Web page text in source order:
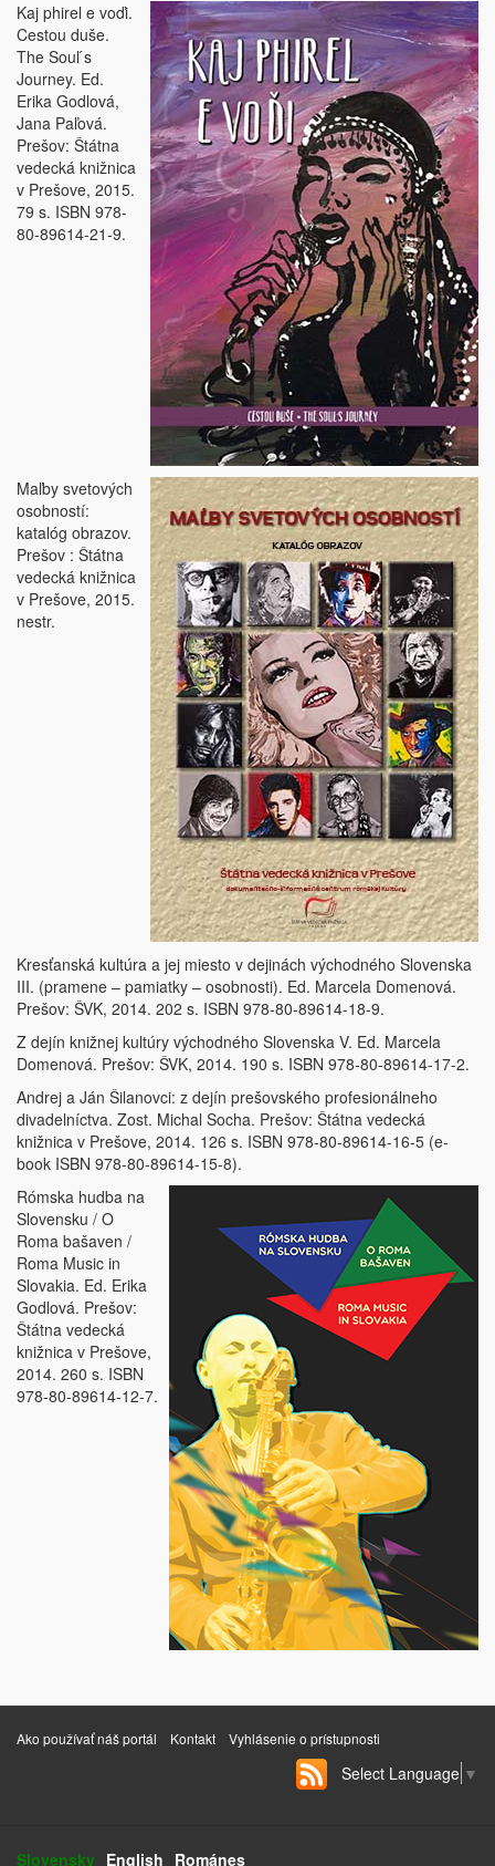
Kaj phirel e voďi.
Cestou duše.
The Soul ́s
Journey. Ed.
Erika Godlová,
Jana Paľová.
Prešov: Štátna
vedecká knižnica
v Prešove, 2015.
79 s. ISBN 978-
80-89614-21-9.
Maľby svetových
osobností:
katalóg obrazov.
Prešov : Štátna
vedecká knižnica
v Prešove, 2015.
nestr.
Kresťanská kultúra a jej miesto v dejinách východného Slovenska
III. (pramene – pamiatky – osobnosti). Ed. Marcela Domenová.
Prešov: ŠVK, 2014. 202 s. ISBN 978-80-89614-18-9.
Z dejín knižnej kultúry východného Slovenska V. Ed. Marcela
Domenová. Prešov: ŠVK, 2014. 190 s. ISBN 978-80-89614-17-2.
Andrej a Ján Šilanovci: z dejín prešovského profesionálneho
divadelníctva. Zost. Michal Socha. Prešov: Štátna vedecká
knižnica v Prešove, 2014. 126 s. ISBN 978-80-89614-16-5 (e-
book ISBN 978-80-89614-15-8).
Rómska hudba na
Slovensku / O
Roma bašaven /
Roma Music in
Slovakia. Ed. Erika
Godlová. Prešov:
Štátna vedecká
knižnica v Prešove,
2014. 260 s. ISBN
978-80-89614-12-7.
Ako používať náš portál Kontakt Vyhlásenie o prístupnosti
Select Language ▼
Slovensky English Románes